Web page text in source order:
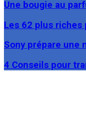
Une bougie au
Les 62 plus
Sony prépare une
4 Conseils pour